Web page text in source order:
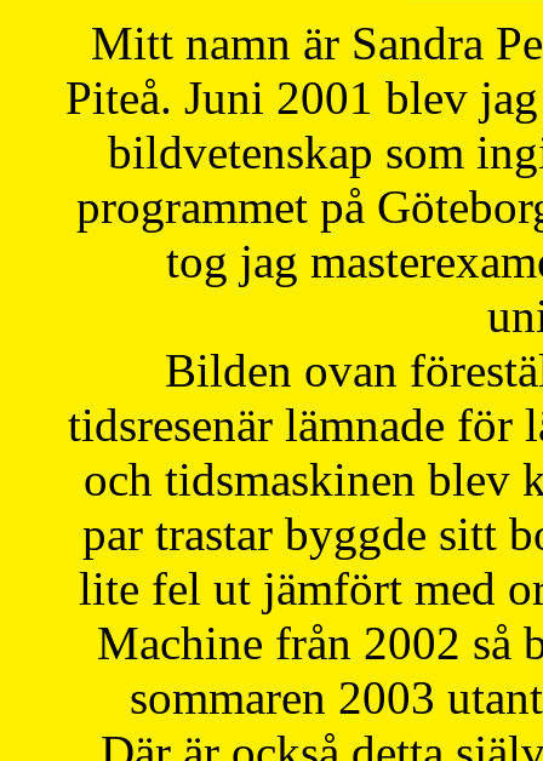
Mitt namn är Sandra
Piteå. Juni 2001 blev
bildvetenskap som
programmet på
tog jag
Bilden ovan
tidsresenär lämnade för
och tidsmaskinen blev
par trastar byggde sitt
lite fel ut jämfört med
Machine från 2002 så
sommaren 2003